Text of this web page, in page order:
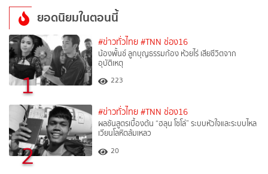
ยอดนิยมในตอนนี้
1
#ข่าวทั่วไทย #TNN ช่อง16
น้องพั้นช์ ลูกบุญธรรมก้อง ห้วยไร่ เสียชีวิตจาก
อุบัติเหตุ
223
2
#ข่าวทั่วไทย #TNN ช่อง16
ผลชันสูตรเบื้องต้น “ฮลุน โซโล่” ระบบหัวใจและระบบไหล
เวียนโลหิตล้มเหลว
20